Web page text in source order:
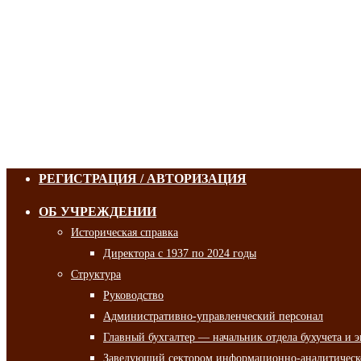
РЕГИСТРАЦИЯ / АВТОРИЗАЦИЯ
ОБ УЧРЕЖДЕНИИ
Историческая справка
Директора с 1937 по 2024 годы
Структура
Руководство
Административно-управленческий персонал
Главный бухгалтер — начальник отдела бухучета и
Заведующий сектором информационно-